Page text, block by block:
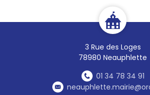
3 Rue des Loges
78980 Neauphlette
01 34 78 34 91
mairie contre dépôt d’une
pièce d’identité valide.